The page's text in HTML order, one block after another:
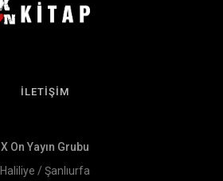
İLETİŞİM
X On Yayın Grubu
Haliliye / Şanlıurfa